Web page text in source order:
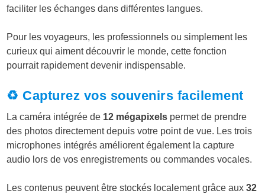
faciliter les échanges dans différentes langues.
Pour les voyageurs, les professionnels ou simplement les
curieux qui aiment découvrir le monde, cette fonction
pourrait rapidement devenir indispensable.
♻️ Capturez vos souvenirs facilement
La caméra intégrée de 12 mégapixels permet de prendre
des photos directement depuis votre point de vue. Les trois
microphones intégrés améliorent également la capture
audio lors de vos enregistrements ou commandes vocales.
Les contenus peuvent être stockés localement grâce aux32